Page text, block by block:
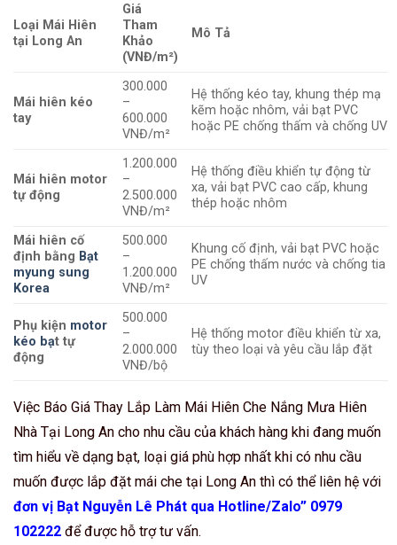
Loại Mái Hiên
tại Long An
Giá
Tham
Khảo
(VNĐ/m²)
Mô Tả
Mái hiên kéo
tay
300.000
–
600.000
VNĐ/m²
Hệ thống kéo tay, khung thép mạ
kẽm hoặc nhôm, vải bạt PVC
hoặc PE chống thấm và chống UV
Mái hiên motor
tự động
1.200.000
–
2.500.000
VNĐ/m²
Hệ thống điều khiển tự động từ
xa, vải bạt PVC cao cấp, khung
thép hoặc nhôm
Mái hiên cố
định bằng Bạt
myung sung
Korea
500.000
–
1.200.000
VNĐ/m²
Khung cố định, vải bạt PVC hoặc
PE chống thấm nước và chống tia
UV
Phụ kiện motor
kéo bạt tự
động
500.000
–
2.000.000
VNĐ/bộ
Hệ thống motor điều khiển từ xa,
tùy theo loại và yêu cầu lắp đặt
Việc Báo Giá Thay Lắp Làm Mái Hiên Che Nắng Mưa Hiên
Nhà Tại Long An cho nhu cầu của khách hàng khi đang muốn
tìm hiểu về dạng bạt, loại giá phù hợp nhất khi có nhu cầu
muốn được lắp đặt mái che tại Long An thì có thể liên hệ với
đơn vị Bạt Nguyễn Lê Phát qua Hotline/Zalo” 0979
102222 để được hỗ trợ tư vấn.